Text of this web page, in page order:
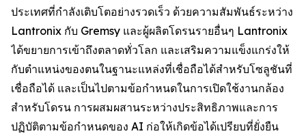
ประเทศที่กำลังเติบโตอย่างรวดเร็ว ด้วยความสัมพันธ์ระหว่าง
Lantronix กับ Gremsy และผู้ผลิตโดรนรายอื่นๆ Lantronix
ได้ขยายการเข้าถึงตลาดทั่วโลก และเสริมความแข็งแกร่งให้
กับตำแหน่งของตนในฐานะแหล่งที่เชื่อถือได้สำหรับโซลูชันที่
เชื่อถือได้ และเป็นไปตามข้อกำหนดในการเปิดใช้งานกล้อง
สำหรับโดรน การผสมผสานระหว่างประสิทธิภาพและการ
ปฏิบัติตามข้อกำหนดของ AI ก่อให้เกิดข้อได้เปรียบที่ยั่งยืน